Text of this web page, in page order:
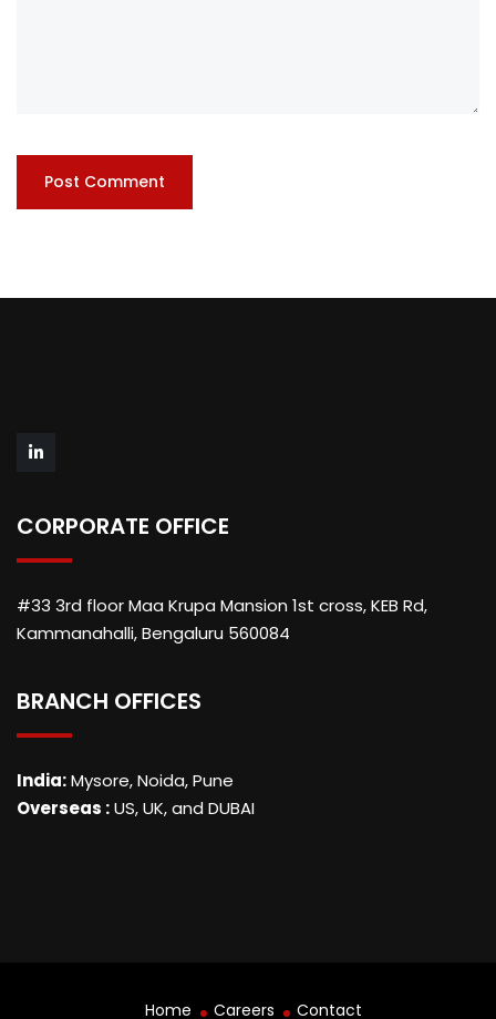
CORPORATE OFFICE
#33 3rd floor Maa Krupa Mansion 1st cross, KEB Rd,
Kammanahalli, Bengaluru 560084
BRANCH OFFICES
India:Mysore, Noida, Pune
Overseas :US, UK, and DUBAI
Home Careers Contact